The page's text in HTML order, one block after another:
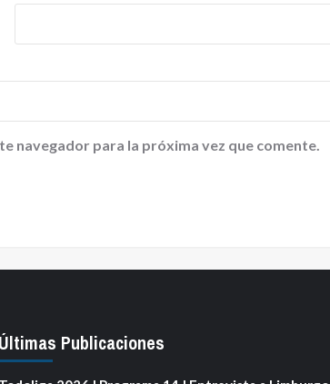
navegador para la próxima vez que comente.
Últimas Publicaciones